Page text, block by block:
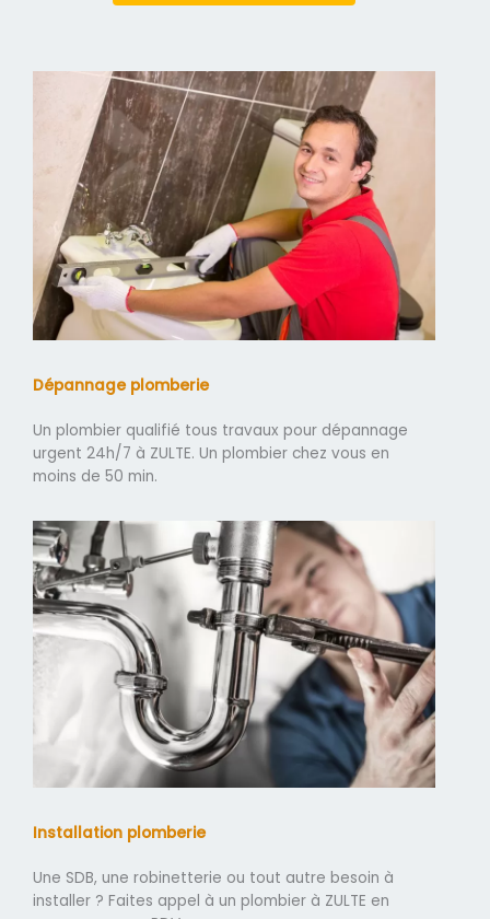
Dépannage plomberie
Un plombier qualifié tous travaux pour dépannage
urgent 24h/7 à ZULTE. Un plombier chez vous en
moins de 50 min.
Installation plomberie
Une SDB, une robinetterie ou tout autre besoin à
installer ? Faites appel à un plombier à ZULTE en